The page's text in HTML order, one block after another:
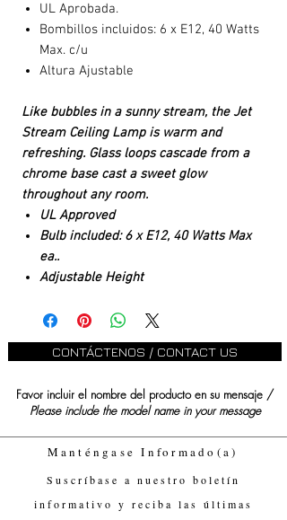
UL Aprobada.
Bombillos incluidos: 6 x E12, 40 Watts
Max. c/u
Altura Ajustable
Like bubbles in a sunny stream, the Jet
Stream Ceiling Lamp is warm and
refreshing. Glass loops cascade from a
chrome base cast a sweet glow
throughout any room.
UL Approved
Bulb included: 6 x E12, 40 Watts Max
ea..
Adjustable Height
CONTÁCTENOS / CONTACT US
Favor incluir el nombre del producto en su mensaje /
Please include the model name in your message
Manténgase Informado(a)
Suscríbase a nuestro boletín
informativo y reciba las últimas